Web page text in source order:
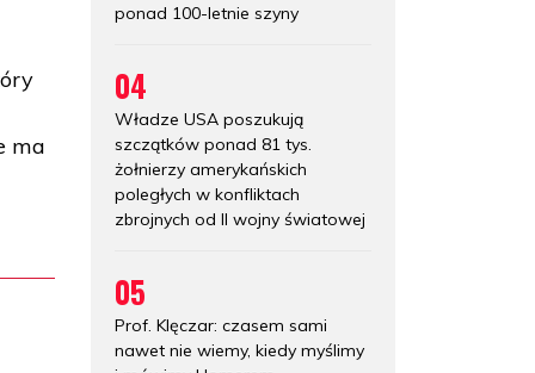
ma
ponad 100-letnie szyny
04
Władze USA poszukują
szczątków ponad 81 tys.
żołnierzy amerykańskich
poległych w konfliktach
zbrojnych od II wojny światowej
05
Prof. Klęczar: czasem sami
nawet nie wiemy, kiedy myślimy